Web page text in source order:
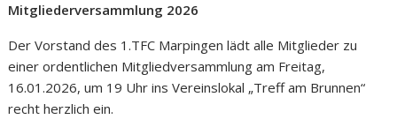
Mitgliederversammlung 2026
Der Vorstand des 1.TFC Marpingen lädt alle Mitglieder zu
einer ordentlichen Mitgliedversammlung am Freitag,
16.01.2026, um 19 Uhr ins Vereinslokal „Treff am Brunnen“
recht herzlich ein.